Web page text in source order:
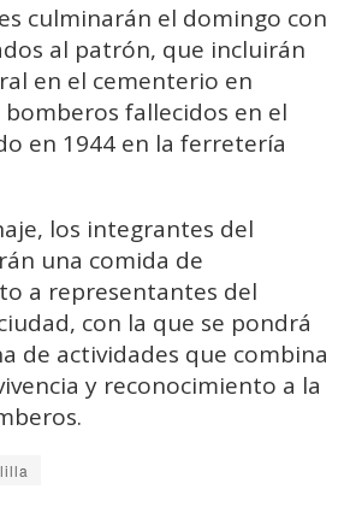
culminarán el domingo con
al patrón, que incluirán
en el cementerio en
fallecidos en el
en 1944 en la ferretería
los integrantes del
una comida de
a representantes del
con la que se pondrá
de actividades que combina
y reconocimiento a la